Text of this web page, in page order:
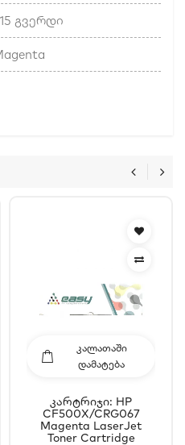
გვერდი
Ლინკი:
ᲙᲐᲚᲐᲗᲐᲨᲘ
ᲓᲐᲛᲐᲢᲔᲑᲐ
Კარტრიჯი: HP
CF500X/CRG067
Magenta LaserJet
Toner Cartridge